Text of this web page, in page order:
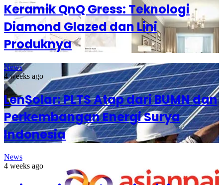
Keramik QnQ Gress: Teknologi
Diamond Glazed dan Lini
Produknya
News
4 weeks ago
LenSolar: PLTS Atap dari BUMN dan
Perkembangan Energi Surya
Indonesia
News
4 weeks ago